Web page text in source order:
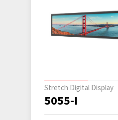
Stretch Digital Display
5055-I